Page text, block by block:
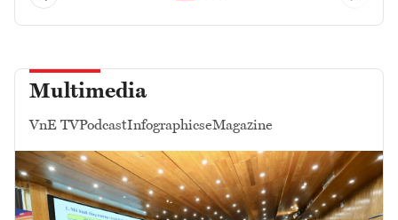
Multimedia
VnE TVPodcastInfographicseMagazine